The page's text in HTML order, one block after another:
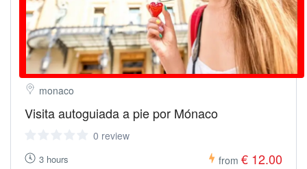
monaco
Visita autoguiada a pie por Mónaco
0 review
3 hours from € 12.00